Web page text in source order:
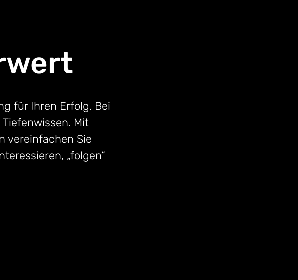
für Ihren Erfolg. Bei
Mit
vereinfachen Sie
„folgen“